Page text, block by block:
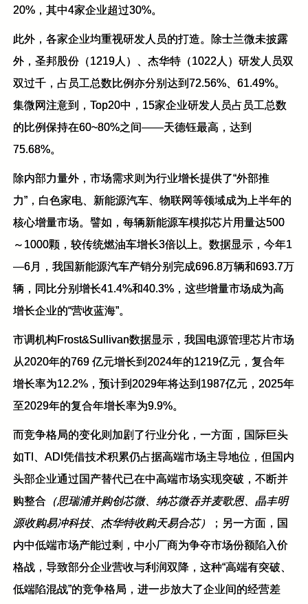
20%，其中4家企业超过30%。
此外，各家企业均重视研发人员的打造。除士兰微未披露
外，圣邦股份（1219人）、杰华特（1022人）研发人员双
双过千，占员工总数比例亦分别达到72.56%、61.49%。
集微网注意到，Top20中，15家企业研发人员占员工总数
的比例保持在60~80%之间——天德钰最高，达到
75.68%。
除内部力量外，市场需求则为行业增长提供了“外部推
力”，白色家电、新能源汽车、物联网等领域成为上半年的
核心增量市场。譬如，每辆新能源车模拟芯片用量达500
～1000颗，较传统燃油车增长3倍以上。数据显示，今年1
—6月，我国新能源汽车产销分别完成696.8万辆和693.7万
辆，同比分别增长41.4%和40.3%，这些增量市场成为高
增长企业的“营收蓝海”。
市调机构Frost&Sullivan数据显示，我国电源管理芯片市场
从2020年的769 亿元增长到2024年的1219亿元，复合年
增长率为12.2%，预计到2029年将达到1987亿元，2025年
至2029年的复合年增长率为9.9%。
而竞争格局的变化则加剧了行业分化，一方面，国际巨头
如TI、ADI凭借技术积累仍占据高端市场主导地位，但国内
头部企业通过国产替代已在中高端市场实现突破，不断并
购整合 （思瑞浦并购创芯微、纳芯微吞并麦歌恩、晶丰明
源收购易冲科技、杰华特收购天易合芯）
；另一方面，国
内中低端市场产能过剩，中小厂商为争夺市场份额陷入价
格战，导致部分企业营收与利润双降，这种“高端有突破、
低端陷混战”的竞争格局，进一步放大了企业间的经营差